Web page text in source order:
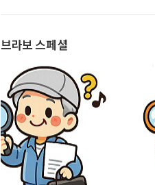
브라보 스페셜